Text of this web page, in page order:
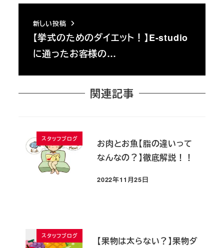
新しい投稿
【挙式のためのダイエット！】E-studio
に通ったお客様の…
関連記事
スタッフブログ
お肉とお魚【脂の違いって
なんなの？】徹底解説！！
投稿日
2022年11月25日
スタッフブログ
【果物は太らない？】果物ダ